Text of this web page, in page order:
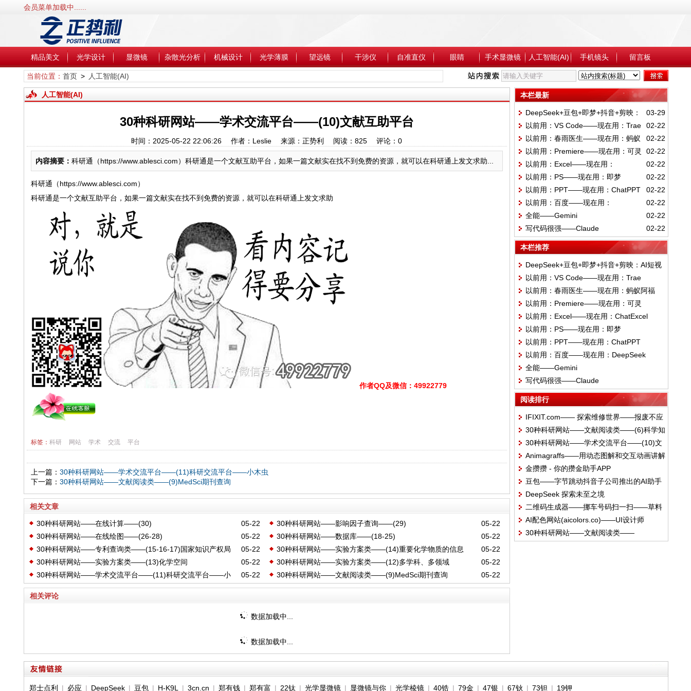
会员菜单加载中......
精品美文 光学设计 显微镜 杂散光分析 机械设计 光学薄膜 望远镜 干涉仪 自准直仪 眼睛 手术显微镜 人工智能(AI) 手机镜头 留言板
当前位置： 首页> 人工智能(AI)
人工智能(AI)
30种科研网站——学术交流平台——(10)文献互助平台
时间：2025-05-22 22:06:26 作者：Leslie 来源：正势利 阅读： 825 评论： 0
内容摘要： 科研通（https://www.ablesci.com）科研通是一个文献互助平台，如果一篇文献实在找不到免费的资源，就可以在科研通上发文求助...
科研通（https://www.ablesci.com）
科研通是一个文献互助平台，如果一篇文献实在找不到免费的资源，就可以在科研通上发文求助
作者QQ及微信：49922779
标签： 科研 网站 学术 交流 平台
上一篇： 30种科研网站——学术交流平台——(11)科研交流平台——小木虫
下一篇： 30种科研网站——文献阅读类——(9)MedSci期刊查询
相关文章
05-22
30种科研网站——在线计算——(30) 05-22
30种科研网站——影响因子查询——(29)
05-22
30种科研网站——在线绘图——(26-28) 05-22
30种科研网站——数据库——(18-25)
05-22
30种科研网站——专利查询类——(15-16-17)国家知识产权局 05-22
30种科研网站——实验方案类——(14)重要化学物质的信息
05-22
30种科研网站——实验方案类——(13)化学空间 05-22
30种科研网站——实验方案类——(12)多学科、多领域
05-22
30种科研网站——学术交流平台——(11)科研交流平台——小
木虫
05-22
30种科研网站——文献阅读类——(9)MedSci期刊查询
相关评论
数据加载中...
数据加载中...
本栏最新
03-29
DeepSeek+豆包+即梦+抖音+剪映：
AI短视频生成与剪辑指南
02-22
以前用：VS Code——现在用：Trae
02-22
以前用：春雨医生——现在用：蚂蚁
阿福
02-22
以前用：Premiere——现在用：可灵
02-22
以前用：Excel——现在用：
ChatExcel
02-22
以前用：PS——现在用：即梦
02-22
以前用：PPT——现在用：ChatPPT
02-22
以前用：百度——现在用：
DeepSeek
02-22
全能——Gemini
02-22
写代码很强——Claude
本栏推荐
DeepSeek+豆包+即梦+抖音+剪映：AI短视
频生成与剪辑指南
以前用：VS Code——现在用：Trae
以前用：春雨医生——现在用：蚂蚁阿福
以前用：Premiere——现在用：可灵
以前用：Excel——现在用：ChatExcel
以前用：PS——现在用：即梦
以前用：PPT——现在用：ChatPPT
以前用：百度——现在用：DeepSeek
全能——Gemini
写代码很强——Claude
阅读排行
IFIXIT.com—— 探索维修世界——报废不应
是最终的归宿
30种科研网站——文献阅读类——(6)科学知
识平台
30种科研网站——学术交流平台——(10)文
献互助平台
Animagraffs——用动态图解和交互动画讲解
的科普网站
金攒攒 - 你的攒金助手APP
豆包——字节跳动抖音子公司推出的AI助手
DeepSeek 探索未至之境
二维码生成器——挪车号码扫一扫——草料
cli.im
AI配色网站(aicolors.co)——UI设计师
30种科研网站——文献阅读类——
郑士点利 | 必应 | DeepSeek| 豆包| H-K9L | 3cn.cn | 郑有钱| 郑有富 | 22钛| 光学显微镜| 显微镜与你| 光学棱镜| 40锆| 79金 | 47银 | 67钬 | 73钽 | 19钾